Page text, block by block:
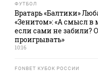
ФУТБОЛ
Вратарь «Балтики»
«Зенитом»: «А смысл в
если сами не забили?
проигрывать»
10:16
FONBET КУБОК РОССИИ